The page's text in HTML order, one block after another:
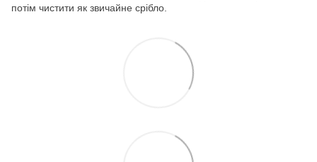
потім чистити як звичайне срібло.